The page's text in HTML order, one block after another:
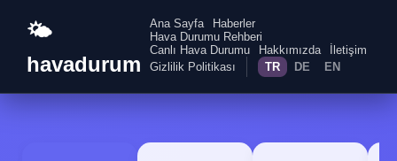
🌤️
havadurum
Ana Sayfa
Haberler
Hava Durumu Rehberi
Canlı Hava Durumu
Hakkımızda
İletişim
Gizlilik Politikası
TR DE EN